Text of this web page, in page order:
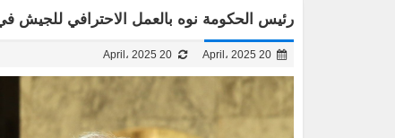
رئيس الحكومة نوه بالعمل الاحترافي للجيش